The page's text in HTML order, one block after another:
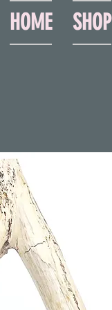
HOME SHOP